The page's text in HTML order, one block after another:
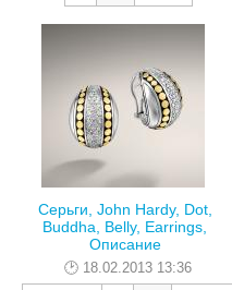
Серьги, John Hardy, Dot,
Buddha, Belly, Earrings,
Описание
18.02.2013 13:36